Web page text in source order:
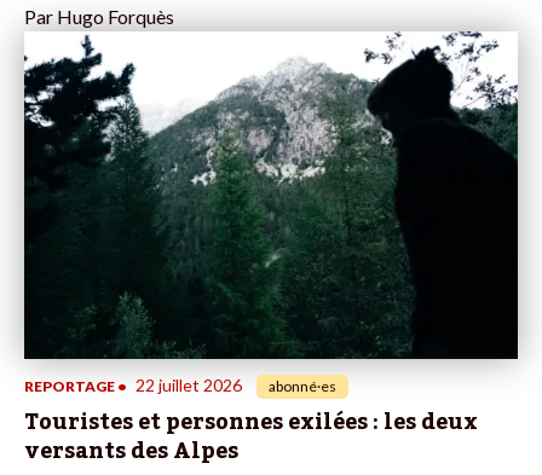
Par Hugo Forquès
REPORTAGE • 22 juillet 2026 abonné·es
Touristes et personnes exilées : les deux
versants des Alpes